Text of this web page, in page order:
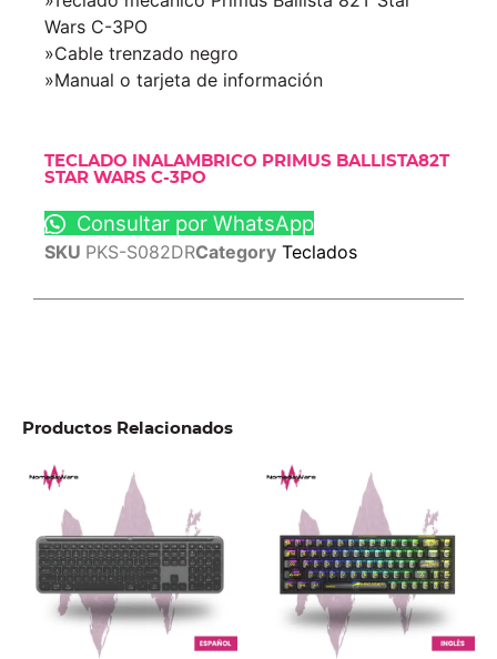
Wars C-3PO
»Cable trenzado negro
»Manual o tarjeta de información
TECLADO INALAMBRICO PRIMUS BALLISTA82T
STAR WARS C-3PO
Consultar por WhatsApp
SKU PKS-S082DRCategory Teclados
Productos Relacionados